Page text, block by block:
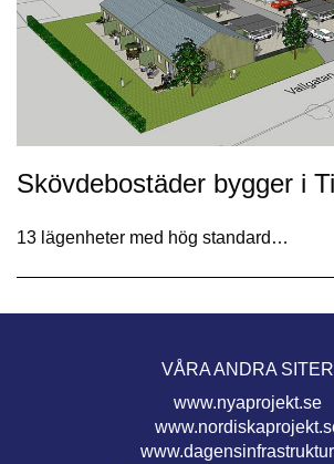
Skövdebostäder bygger i
13 lägenheter med hög standard…
VÅRA ANDRA SITER
www.nyaprojekt.se